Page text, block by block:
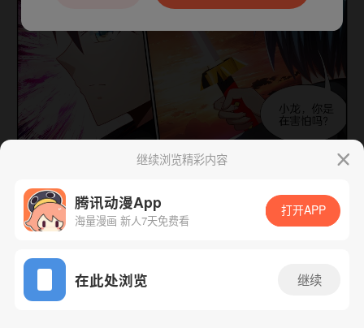
App免费看
下一话 腾漫App免费看
继续浏览精彩内容
腾讯动漫App
海量漫画 新人7天免费看
打开APP
在此处浏览 继续